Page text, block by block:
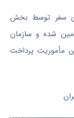
سفر توسط بخش
شده و سازمان
مأموریت پرداخت